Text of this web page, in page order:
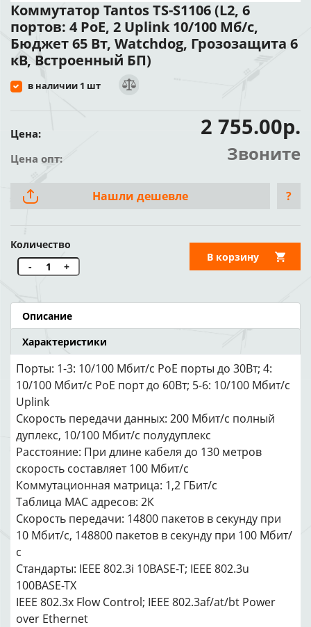
Коммутатор Tantos TS-S1106 (L2, 6
портов: 4 PoE, 2 Uplink 10/100 Мб/с,
Бюджет 65 Вт, Watchdog, Грозозащита 6
кВ, Встроенный БП)
в наличии 1 шт
Цена: 2 755.00р.
Цена опт: Звоните
Нашли дешевле ?
Количество
-
+
В корзину
Описание
Характеристики
Порты: 1-3: 10/100 Мбит/с PoE порты до 30Вт; 4:
10/100 Мбит/с PoE порт до 60Вт; 5-6: 10/100 Мбит/с
Uplink
Скорость передачи данных: 200 Мбит/с полный
дуплекс, 10/100 Мбит/с полудуплекс
Расстояние: При длине кабеля до 130 метров
скорость составляет 100 Мбит/с
Коммутационная матрица: 1,2 ГБит/с
Таблица MAC адресов: 2К
Скорость передачи: 14800 пакетов в секунду при
10 Мбит/с, 148800 пакетов в секунду при 100 Мбит/
с
Стандарты: IEEE 802.3i 10BASE-T; IEEE 802.3u
100BASE-TX
IEEE 802.3x Flow Control; IEEE 802.3af/at/bt Power
over Ethernet